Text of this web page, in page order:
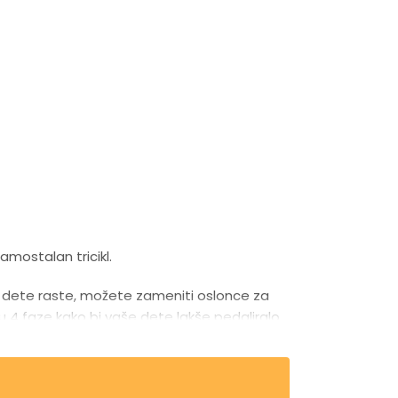
tricikl.
dete raste, možete zameniti oslonce za
4 faze kako bi vaše dete lakše pedaliralo.
pojaseva u 5 tačaka i podršku